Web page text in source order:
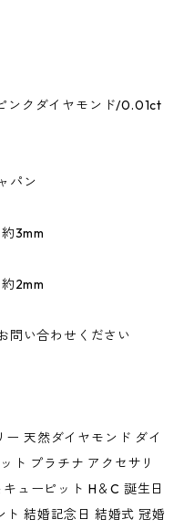
ンクダイヤモンド/0.01ct
パン
3mm
2mm
問い合わせください
天然ダイヤモンド ダイ
ト プラチナ アクセサリ
ューピット H＆C 誕生日
結婚記念日 結婚式 冠婚